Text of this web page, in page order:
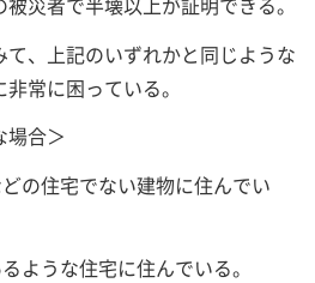
、上記のいずれかと同じような
常に困っている。
場合＞
の住宅でない建物に住んでい
ような住宅に住んでいる。